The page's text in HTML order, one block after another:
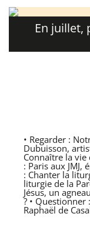
En juillet,
• Regarder :
Dubuisson,
Connaître la vie
: Paris aux JMJ,
: Chanter la
liturgie de la
Jésus, un
? • Questionner
Raphaël de